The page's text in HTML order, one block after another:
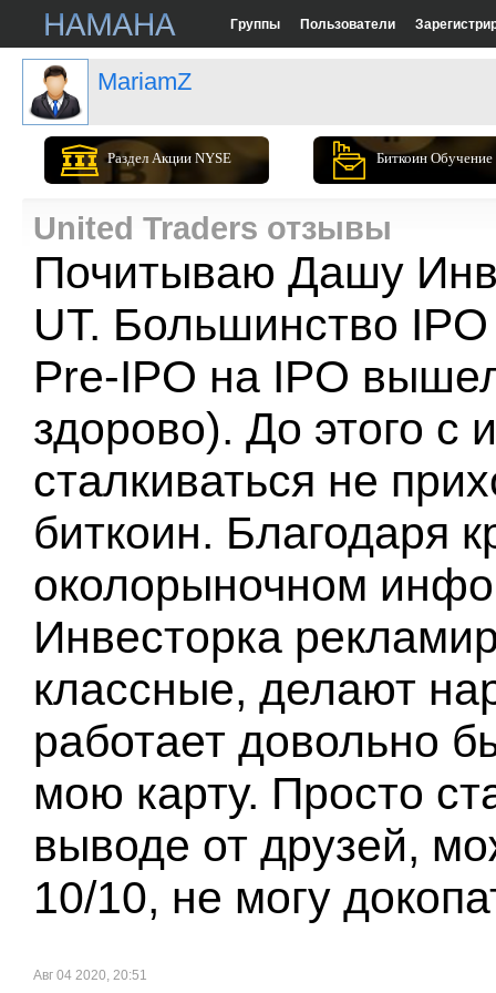
Группы Пользователи
MariamZ
Раздел Акции NYSE Биткоин Обучение
United Traders отзывы
Почитываю Дашу
UT. Большинство
Pre-IPO на IPO
здорово). До этого с
сталкиваться не
биткоин. Благодаря
околорыночном
Инвесторка
классные, делают
работает довольно
мою карту. Просто
выводе от друзей,
10/10, не могу
Авг 04 2020, 20:51